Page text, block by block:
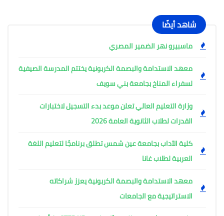
شاهد أيضًا
ماسبيرو نهر الضمير المصري
معهد الاستدامة والبصمة الكربونية يختتم المدرسة الصيفية
لسفراء المناخ بجامعة بني سويف
وزارة التعليم العالي تعلن موعد بدء التسجيل لاختبارات
القدرات لطلاب الثانوية العامة 2026
كلية الآداب بجامعة عين شمس تطلق برنامجًا لتعليم اللغة
العربية لطلاب غانا
معهد الاستدامة والبصمة الكربونية يعزز شراكاته
الاستراتيجية مع الجامعات